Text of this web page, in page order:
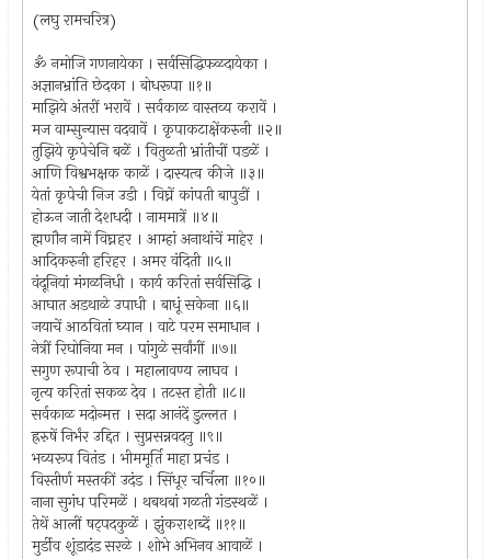
(लघु रामचरित्र)
ॐ नमोजि गणनायेका । सर्वसिद्धिफळदायेका ।
अज्ञानभ्रांति छेदका । बोधरूपा ॥१॥
माझिये अंतरीं भरावें । सर्वकाळ वास्तव्य करावें ।
मज वाम्सुन्यास वदवावें । कृपाकटाक्षेंकरुनी ॥२॥
तुझिये कृपेचेनि बळें । वितुळती भ्रांतीचीं पडळें ।
आणि विश्वभक्षक काळें । दास्यत्व कीजे ॥३॥
येतां कृपेची निज उडी । विघ्नें कांपती बापुडीं ।
होऊन जाती देशधदी । नाममात्रें ॥४॥
ह्मणौन नामें विघ्नहर । आम्हां अनाथांचें माहेर ।
आदिकरुनी हरिहर । अमर वंदिती ॥५॥
वंदूनियां मंगळनिधी । कार्य करितां सर्वसिद्धि ।
आघात अडथाळे उपाधी । बाधूं सकेना ॥६॥
जयाचें आठवितां घ्यान । वाटे परम समाधान ।
नेत्रीं रिघोनिया मन । पांगुळे सर्वांगीं ॥७॥
सगुण रूपाची ठेव । महालावण्य लाघव ।
नृत्य करितां सकळ देव । तटस्त होती ॥८॥
सर्वकाळ मदोन्मत्त । सदा आनंदें डुल्लत ।
ह्ररुषें निर्भंर उद्दित । सुप्रसन्नवदनु ॥९॥
भव्यरूप वितंड । भीममूर्ति माहा प्रचंड ।
विस्तीर्ण मस्तकीं उदंड । सिंधूर चर्चिला ॥१०॥
नाना सुगंध परिमळें । थबथबां गळती गंडस्थळें ।
तेथें आलीं षट्‌पदकुळें । झुंकराशब्दें ॥११॥
मुर्डीव शूंडादंड सरळे । शोभे अभिनव आवाळें ।